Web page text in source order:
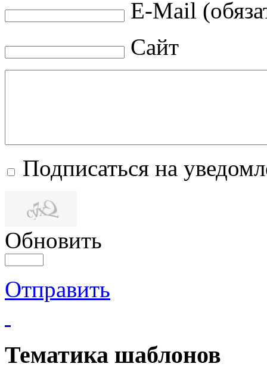
E-Mail
Сайт
Подписаться на
Обновить
Отправить
Тематика шаблонов